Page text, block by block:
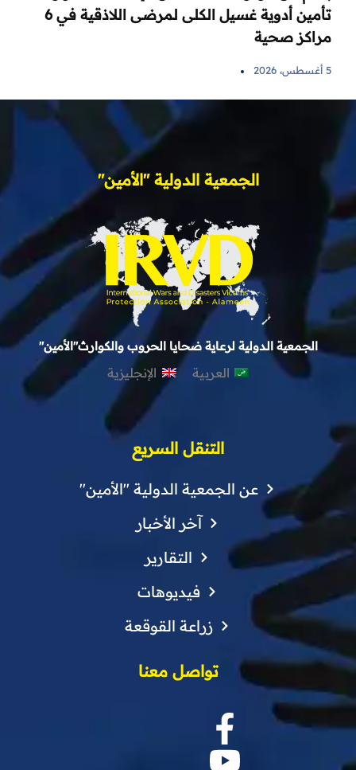
تأمين أدوية غسيل الكلى لمرضى اللاذقية في 6
مراكز صحية
5 أغسطس، 2026
الجمعية الدولية "الأمين"
الجمعية الدولية لرعاية ضحايا الحروب والكوارث"الأمين"
العربية الإنجليزية
التنقل السريع
عن الجمعية الدولية "الأمين"
آخر الأخبار
التقارير
فيديوهات
زراعة القوقعة
تواصل معنا